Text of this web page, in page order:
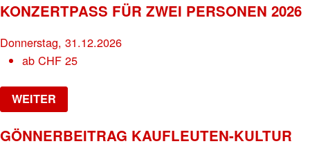
KONZERTPASS FÜR ZWEI PERSONEN 2026
Donnerstag, 31.12.2026
abCHF 25
WEITER
GÖNNERBEITRAG KAUFLEUTEN-KULTUR